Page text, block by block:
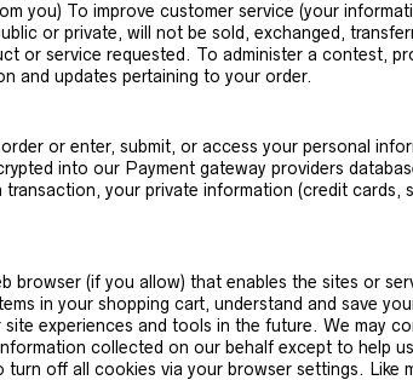
you) To improve customer service (your
or private, will not be sold, exchanged,
or service requested. To administer a contest,
and updates pertaining to your order.
or enter, submit, or access your personal
into our Payment gateway providers
your private information (credit cards,
(if you allow) that enables the sites or
in your shopping cart, understand and save
experiences and tools in the future. We may
collected on our behalf except to help
off all cookies via your browser settings. Like